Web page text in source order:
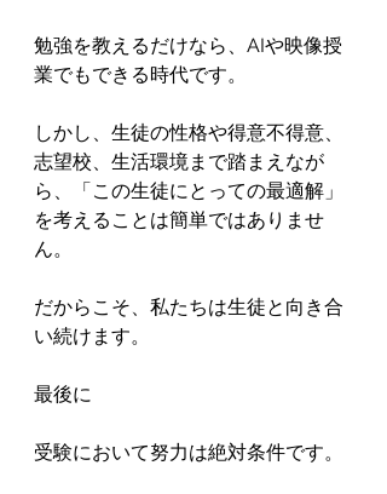
勉強を教えるだけなら、AIや映像授
業でもできる時代です。
しかし、生徒の性格や得意不得意、
志望校、生活環境まで踏まえなが
ら、「この生徒にとっての最適解」
を考えることは簡単ではありませ
ん。
だからこそ、私たちは生徒と向き合
い続けます。
最後に
受験において努力は絶対条件です。